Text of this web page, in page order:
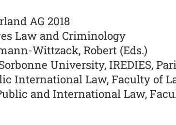
AG 2018
Law and Criminology
Wittzack, Robert (Eds.)
University, IREDIES,
International Law, Faculty of
and International Law,